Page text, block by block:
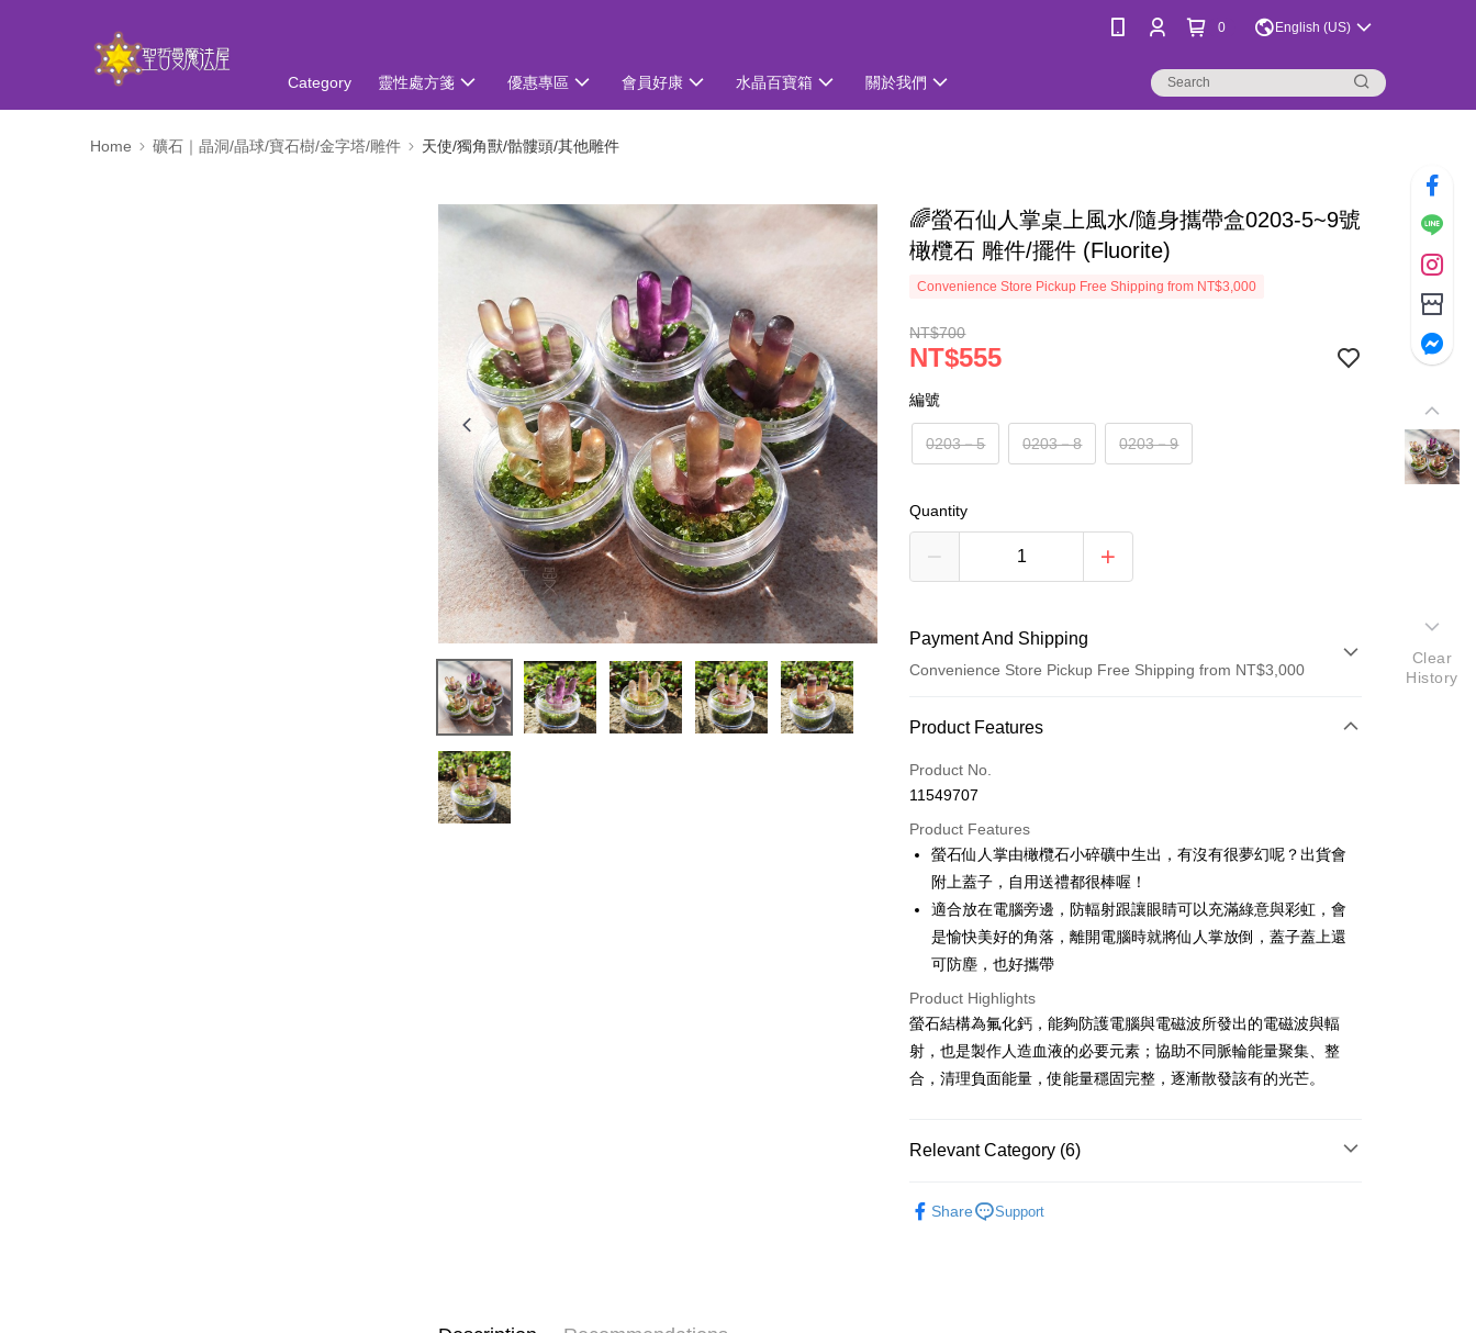
0 English (US)
Category 靈性處方箋 優惠專區 會員好康 水晶百寶箱 關於我們
Home 礦石｜晶洞/晶球/寶石樹/金字塔/雕件 天使/獨角獸/骷髏頭/其他雕件
🌈螢石仙人掌桌上風水/隨身攜帶盒0203-5~9號
橄欖石 雕件/擺件 (Fluorite)
Convenience Store Pickup Free Shipping from NT$3,000
NT$700
NT$555
編號
0203－5 0203－8 0203－9
Quantity
Payment And Shipping
Convenience Store Pickup Free Shipping from NT$3,000
Payment Method
Credit Card (Full Payment)
Convenience Store Pickup and Pay
LINE Pay
Apple Pay
Easy Wallet
ATM Transfer
Shipping Method
NT$80/order | Free shipping on orders of NT$3,000 or more
NT$80/order | Free shipping on orders of NT$3,000 or more
Product Features
Product No.
11549707
Product Features
螢石仙人掌由橄欖石小碎礦中生出，有沒有很夢幻呢？出貨會
附上蓋子，自用送禮都很棒喔！
適合放在電腦旁邊，防輻射跟讓眼睛可以充滿綠意與彩虹，會
是愉快美好的角落，離開電腦時就將仙人掌放倒，蓋子蓋上還
可防塵，也好攜帶
Product Highlights
螢石結構為氟化鈣，能夠防護電腦與電磁波所發出的電磁波與輻
射，也是製作人造血液的必要元素；協助不同脈輪能量聚集、整
合，清理負面能量，使能量穩固完整，逐漸散發該有的光芒。
Relevant Category (6)
雕件Share Support
Clear
History